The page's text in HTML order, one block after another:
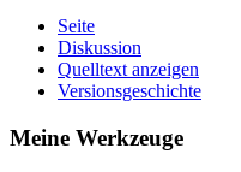
Seite
Diskussion
Quelltext anzeigen
Versionsgeschichte
Meine Werkzeuge